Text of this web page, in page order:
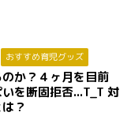
おすすめ育児グッズ
か？４ヶ月を目前
を断固拒否...T_T 対
？